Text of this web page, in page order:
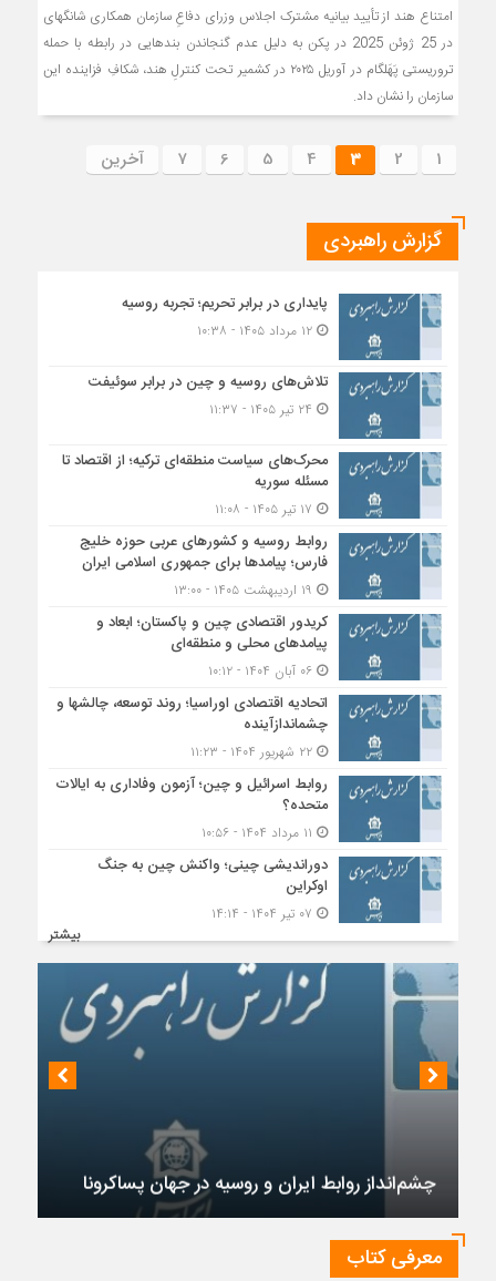
امتناع هند از تأیید بیانیه مشترک اجلاس وزرای دفاعِ سازمان همکاری شانگهای
در 25 ژوئن 2025 در پکن به دلیل عدم گنجاندن بندهایی در رابطه با حمله
تروریستی پَهَلگام در آوریل ۲۰۲۵ در کشمیر تحت کنترلِ هند، شکافِ فزاینده این
سازمان را نشان داد.
1
2
3
4
5
6
7 آخرین
گزارش راهبردی
پایداری در برابر تحریم؛ تجربه روسیه
۱۲ مرداد ۱۴۰۵ - ۱۰:۳۸
تلاش‌های روسیه و چین در برابر سوئیفت
محرک‌های سیاست منطقه‌‎ای ترکیه؛ از اقتصاد تا
مسئله سوریه
روابط روسیه و کشورهای عربی حوزه خلیج
فارس؛ پیامدها برای جمهوری اسلامی ایران
کریدور اقتصادی چین و پاکستان؛ ابعاد و
پیامدهای محلی و منطقه‌ای
۰۶ آبان ۱۴۰۴ - ۱۰:۱۲
اتحادیه اقتصادی اوراسیا؛ روند توسعه، چالشها و
چشماندازآینده
۲۲ شهریور ۱۴۰۴ - ۱۱:۲۳
روابط اسرائیل و چین؛ آزمون وفاداری به ایالات
متحده؟
دوراندیشی چینی؛ واکنش چین به جنگ
اوکراین
بیشتر
چشم‌انداز روابط ایران و روسیه در جهان پساکرونا
معرفی کتاب